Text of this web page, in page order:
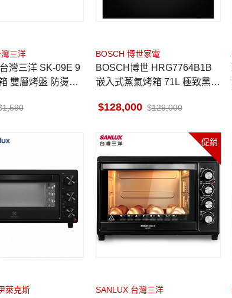
三洋
灣三洋 SK-09E 9
雙層烤盤 防燙把
1,590
BOSCH 博世家電
BOSCH博世 HRG7764B1B
嵌入式蒸氣烤箱 71L 極致黑
128,000 129,000
萊克斯
促銷
SANLUX 台灣三洋